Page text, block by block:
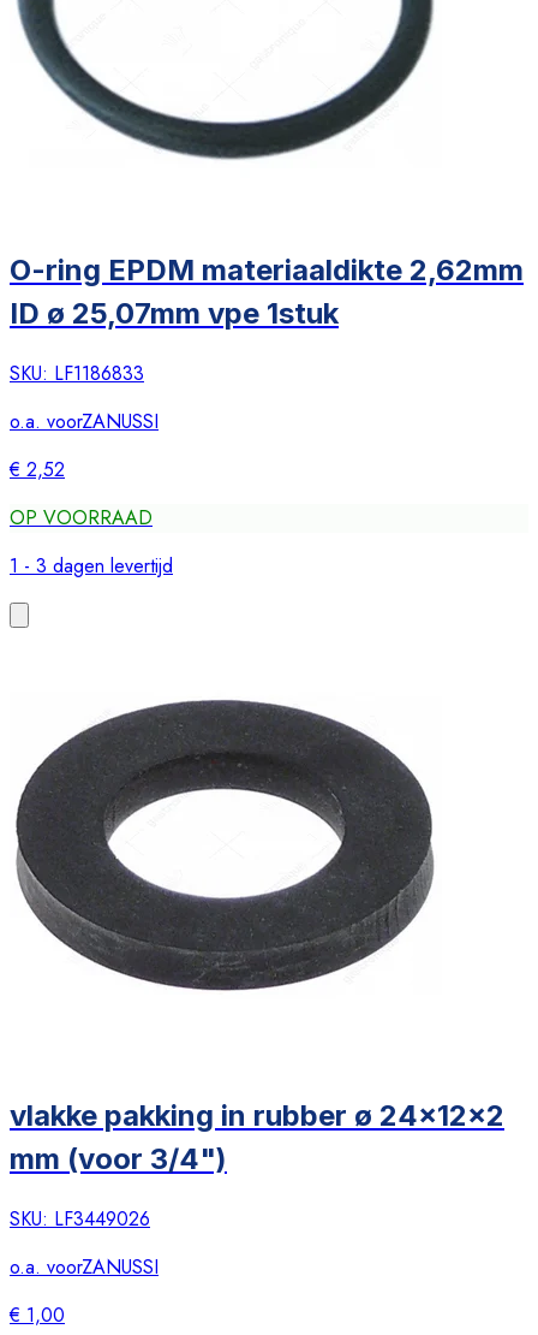
O-ring EPDM materiaaldikte 2,62mm
ID ø 25,07mm vpe 1stuk
SKU: LF1186833
o.a. voorZANUSSI
€ 2,52
OP VOORRAAD
1 - 3 dagen levertijd
vlakke pakking in rubber ø 24x12x2
mm (voor 3/4")
SKU: LF3449026
o.a. voorZANUSSI
€ 1,00